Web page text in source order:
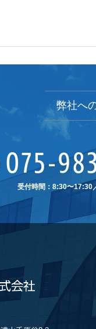
弊社へ
075-
受付時間：8:30〜17:30